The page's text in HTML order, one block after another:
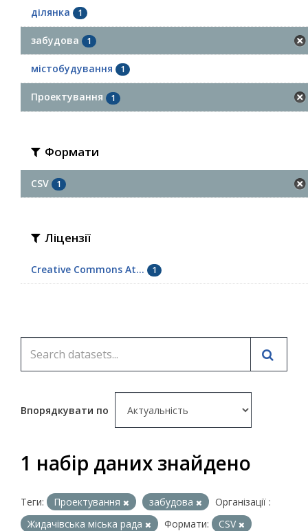
ділянка 1
забудова 1
містобудування 1
Проектування 1
Формати
CSV 1
Ліцензії
Creative Commons At... 1
Впорядкувати по
1 набір даних знайдено
Теги: Проектування забудова
Організації :
Жидачівська міська рада
Формати:
CSV